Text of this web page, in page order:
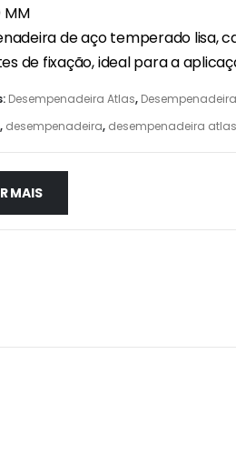
MM
de aço temperado lisa,
de fixação, ideal para a
Desempenadeira Atlas,
, desempenadeira, desempenadeira atlas
MAIS